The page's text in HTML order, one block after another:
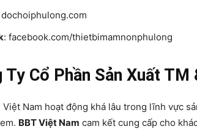
dochoiphulong.com
: facebook.com/thietbimamnonphulong
Ty Cổ Phần Sản Xuất
Việt Nam hoạt động khá lâu trong lĩnh vực
BBT Việt Nam cam kết cung cấp cho